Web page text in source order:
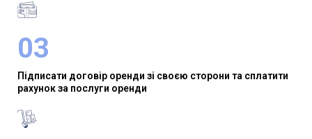
03
Підписати договір оренди зі своєю сторони та сплатити
рахунок за послуги оренди